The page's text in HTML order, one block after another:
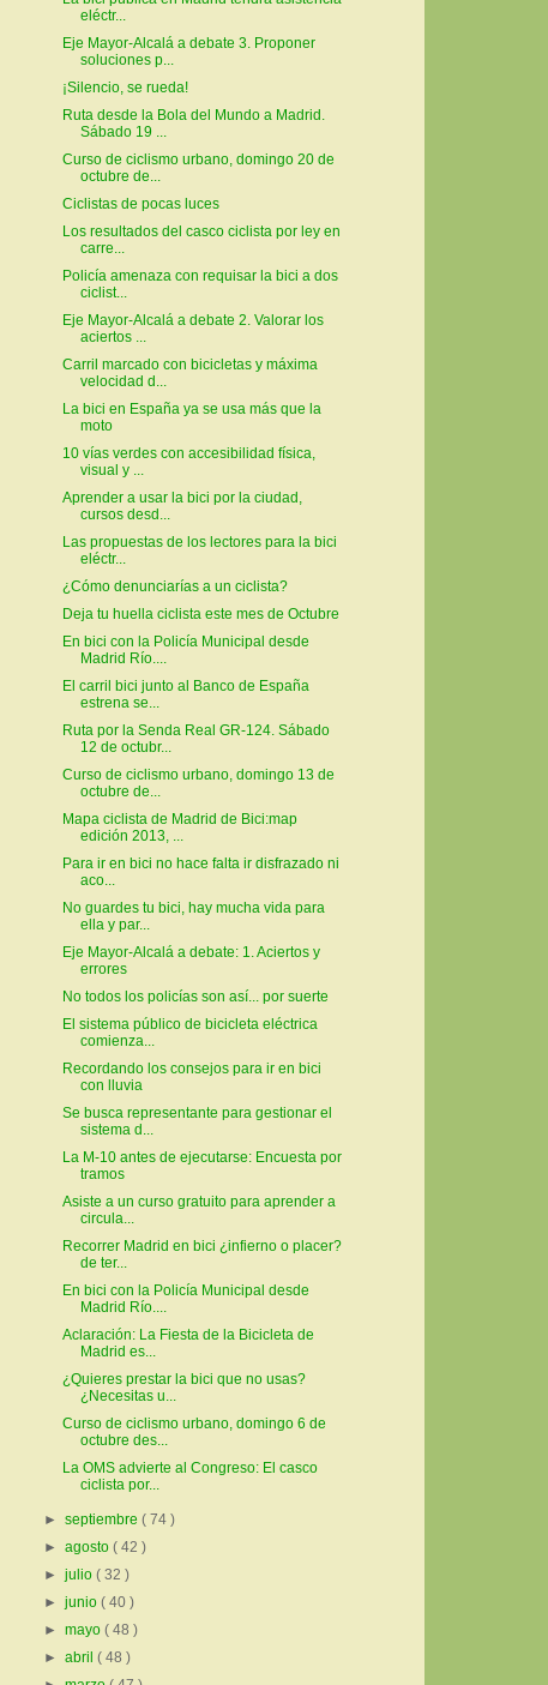
eléctr...
Eje Mayor-Alcalá a debate 3. Proponer
soluciones p...
¡Silencio, se rueda!
Ruta desde la Bola del Mundo a Madrid.
Sábado 19 ...
Curso de ciclismo urbano, domingo 20 de
octubre de...
Ciclistas de pocas luces
Los resultados del casco ciclista por ley en
carre...
Policía amenaza con requisar la bici a dos
ciclist...
Eje Mayor-Alcalá a debate 2. Valorar los
aciertos ...
Carril marcado con bicicletas y máxima
velocidad d...
La bici en España ya se usa más que la
moto
10 vías verdes con accesibilidad física,
visual y ...
Aprender a usar la bici por la ciudad,
cursos desd...
Las propuestas de los lectores para la bici
eléctr...
¿Cómo denunciarías a un ciclista?
Deja tu huella ciclista este mes de Octubre
En bici con la Policía Municipal desde
Madrid Río....
El carril bici junto al Banco de España
estrena se...
Ruta por la Senda Real GR-124. Sábado
12 de octubr...
Curso de ciclismo urbano, domingo 13 de
octubre de...
Mapa ciclista de Madrid de Bici:map
edición 2013, ...
Para ir en bici no hace falta ir disfrazado ni
aco...
No guardes tu bici, hay mucha vida para
ella y par...
Eje Mayor-Alcalá a debate: 1. Aciertos y
errores
No todos los policías son así... por suerte
El sistema público de bicicleta eléctrica
comienza...
Recordando los consejos para ir en bici
con lluvia
Se busca representante para gestionar el
sistema d...
La M-10 antes de ejecutarse: Encuesta por
tramos
Asiste a un curso gratuito para aprender a
circula...
Recorrer Madrid en bici ¿infierno o placer?
de ter...
En bici con la Policía Municipal desde
Madrid Río....
Aclaración: La Fiesta de la Bicicleta de
Madrid es...
¿Quieres prestar la bici que no usas?
¿Necesitas u...
Curso de ciclismo urbano, domingo 6 de
octubre des...
La OMS advierte al Congreso: El casco
ciclista por...
►septiembre( 74 )
►agosto( 42 )
►julio( 32 )
►junio( 40 )
►mayo( 48 )
►abril( 48 )